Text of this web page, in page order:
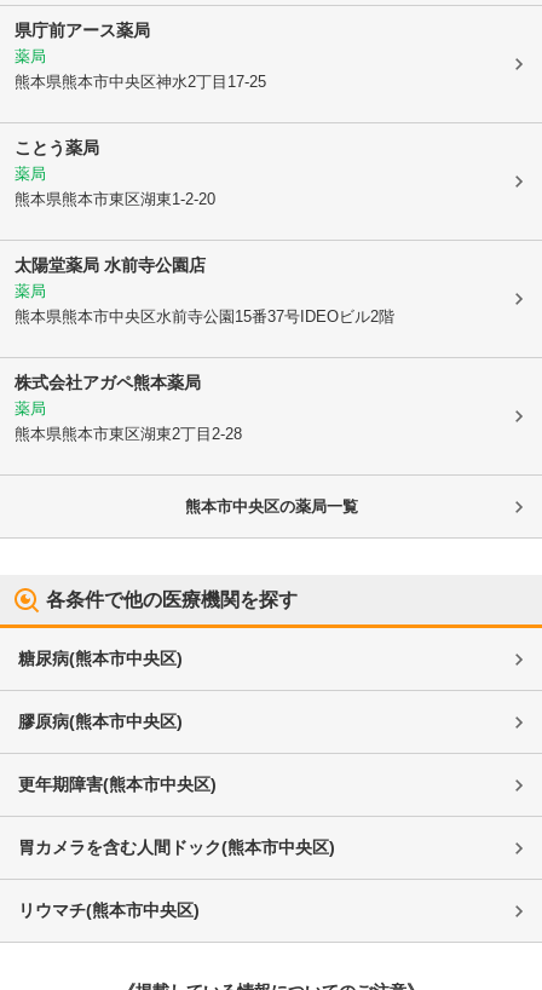
県庁前アース薬局
薬局
熊本県熊本市中央区神水2丁目17-25
ことう薬局
薬局
熊本県熊本市東区湖東1-2-20
太陽堂薬局 水前寺公園店
薬局
熊本県熊本市中央区水前寺公園15番37号IDEOビル2階
株式会社アガペ熊本薬局
薬局
熊本県熊本市東区湖東2丁目2-28
熊本市中央区の薬局一覧
各条件で他の医療機関を探す
糖尿病(熊本市中央区)
膠原病(熊本市中央区)
更年期障害(熊本市中央区)
胃カメラを含む人間ドック(熊本市中央区)
リウマチ(熊本市中央区)